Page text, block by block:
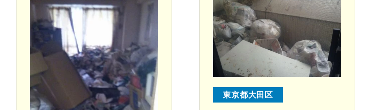
東京都大田区